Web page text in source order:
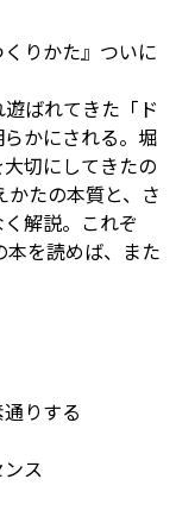
りかた』ついに
ばれてきた「ド
かにされる。堀
切にしてきたの
たの本質と、さ
解説。これぞ
本を読めば、また
りする
ス